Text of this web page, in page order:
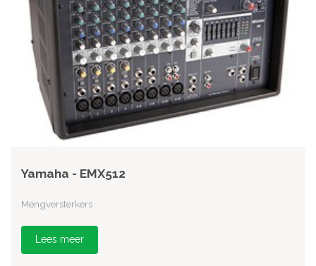
Yamaha - EMX512
Mengversterkers
Lees meer